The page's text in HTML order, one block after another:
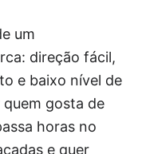
um
direção fácil,
e baixo nível de
gosta de
horas no
e quer